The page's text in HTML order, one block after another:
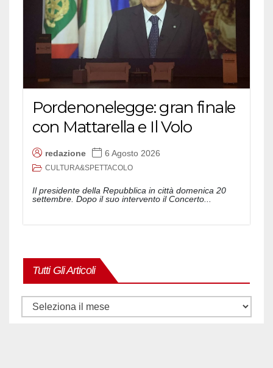
Pordenonelegge: gran finale
con Mattarella e Il Volo
redazione 6 Agosto 2026
CULTURA&SPETTACOLO
Il presidente della Repubblica in città domenica 20
settembre. Dopo il suo intervento il Concerto...
Tutti Gli Articoli
Tutti